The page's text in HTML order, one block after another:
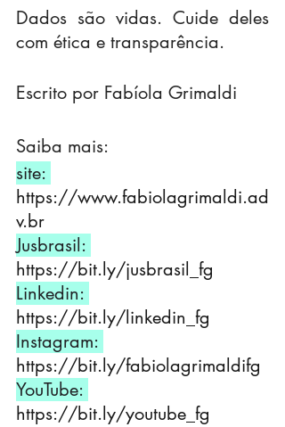
Dados são vidas. Cuide deles
com ética e transparência.
Escrito por Fabíola Grimaldi
Saiba mais:
site:
https://www.fabiolagrimaldi.ad
v.br
Jusbrasil:
https://bit.ly/jusbrasil_fg
Linkedin:
https://bit.ly/linkedin_fg
Instagram:
https://bit.ly/fabiolagrimaldifg
YouTube:
https://bit.ly/youtube_fg